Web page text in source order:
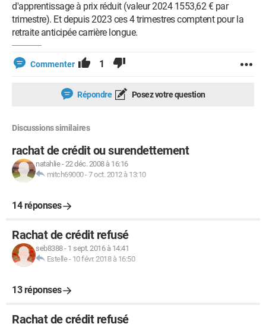
d'apprentissage à prix réduit (valeur 2024 1553,62 € par
trimestre). Et depuis 2023 ces 4 trimestres comptent pour la
retraite anticipée carrière longue.
Commenter 1
Répondre Posez votre question
Discussions similaires
rachat de crédit ou surendettement
natahlie-22 déc. 2008 à 16:16
mitch69000-7 oct. 2012 à 13:10
14 réponses
Rachat de crédit refusé
seb8388- 1 sept. 2016 à 14:41
Estelle- 10 févr. 2018 à 16:50
13 réponses
Rachat de crédit refusé